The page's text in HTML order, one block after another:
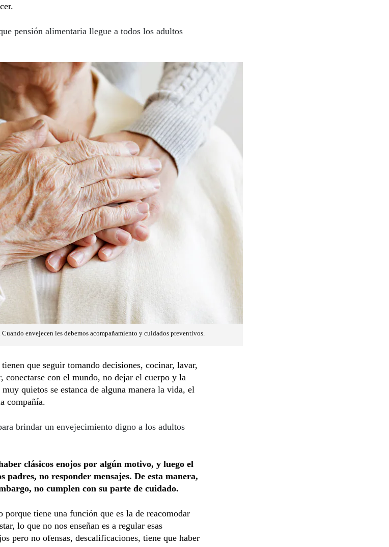
pensión alimentaria llegue a todos los adultos
envejecen les debemos acompañamiento y cuidados preventivos.
que seguir tomando decisiones, cocinar, lavar,
conectarse con el mundo, no dejar el cuerpo y la
quietos se estanca de alguna manera la vida, el
compañía.
brindar un envejecimiento digno a los adultos
clásicos enojos por algún motivo, y luego el
padres, no responder mensajes. De esta manera,
no cumplen con su parte de cuidado.
porque tiene una función que es la de reacomodar
lo que no nos enseñan es a regular esas
pero no ofensas, descalificaciones, tiene que haber